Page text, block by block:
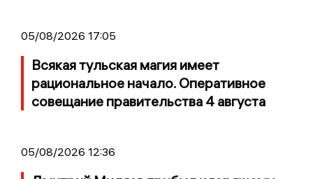
05/08/2026 17:05
Всякая тульская магия имеет
рациональное начало. Оперативное
совещание правительства 4 августа
05/08/2026 12:36